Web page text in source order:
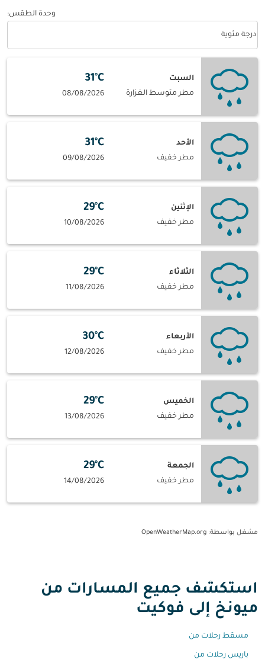
وحدة الطقس:
درجة مئوية
السبت
مطر متوسط الغزارة
31°C
08/08/2026
الأحد
مطر خفيف
31°C
09/08/2026
الإثنين
مطر خفيف
29°C
10/08/2026
الثلاثاء
مطر خفيف
29°C
11/08/2026
الأربعاء
مطر خفيف
30°C
12/08/2026
الخميس
مطر خفيف
29°C
13/08/2026
الجمعة
مطر خفيف
29°C
14/08/2026
مشغل بواسطة: OpenWeatherMap.org
استكشف جميع المسارات من
ميونخ إلى فوكيت
مسقط رحلات من
باريس رحلات من